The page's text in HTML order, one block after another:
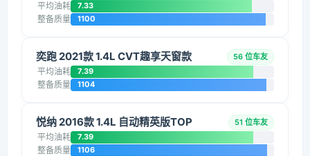
平均油耗 7.33
整备质量 1100
奕跑 2021款 1.4L CVT趣享天窗款 56 位车友
平均油耗 7.39
整备质量 1104
悦纳 2016款 1.4L 自动精英版TOP 51 位车友
平均油耗 7.39
整备质量 1106